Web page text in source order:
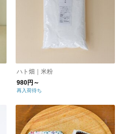
ハト畑｜米粉
980円～
再入荷待ち